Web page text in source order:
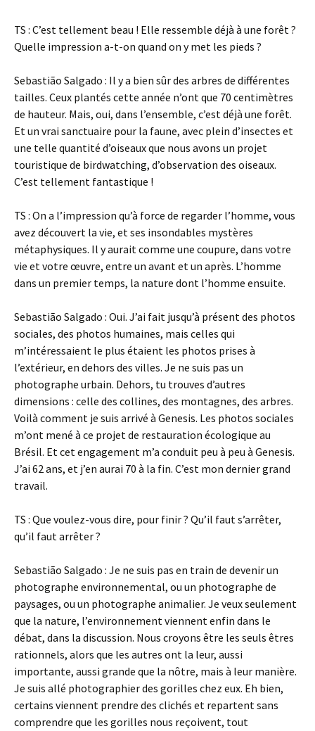
TS : C’est tellement beau ! Elle ressemble déjà à une forêt ?
Quelle impression a-t-on quand on y met les pieds ?
Sebastião Salgado : Il y a bien sûr des arbres de différentes
tailles. Ceux plantés cette année n’ont que 70 centimètres
de hauteur. Mais, oui, dans l’ensemble, c’est déjà une forêt.
Et un vrai sanctuaire pour la faune, avec plein d’insectes et
une telle quantité d’oiseaux que nous avons un projet
touristique de birdwatching, d’observation des oiseaux.
C’est tellement fantastique !
TS : On a l’impression qu’à force de regarder l’homme, vous
avez découvert la vie, et ses insondables mystères
métaphysiques. Il y aurait comme une coupure, dans votre
vie et votre œuvre, entre un avant et un après. L’homme
dans un premier temps, la nature dont l’homme ensuite.
Sebastião Salgado : Oui. J’ai fait jusqu’à présent des photos
sociales, des photos humaines, mais celles qui
m’intéressaient le plus étaient les photos prises à
l’extérieur, en dehors des villes. Je ne suis pas un
photographe urbain. Dehors, tu trouves d’autres
dimensions : celle des collines, des montagnes, des arbres.
Voilà comment je suis arrivé à Genesis. Les photos sociales
m’ont mené à ce projet de restauration écologique au
Brésil. Et cet engagement m’a conduit peu à peu à Genesis.
J’ai 62 ans, et j’en aurai 70 à la fin. C’est mon dernier grand
travail.
TS : Que voulez-vous dire, pour finir ? Qu’il faut s’arrêter,
qu’il faut arrêter ?
Sebastião Salgado : Je ne suis pas en train de devenir un
photographe environnemental, ou un photographe de
paysages, ou un photographe animalier. Je veux seulement
que la nature, l’environnement viennent enfin dans le
débat, dans la discussion. Nous croyons être les seuls êtres
rationnels, alors que les autres ont la leur, aussi
importante, aussi grande que la nôtre, mais à leur manière.
Je suis allé photographier des gorilles chez eux. Eh bien,
certains viennent prendre des clichés et repartent sans
comprendre que les gorilles nous reçoivent, tout